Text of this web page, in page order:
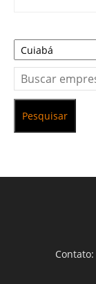
Pesquisar
Contato: